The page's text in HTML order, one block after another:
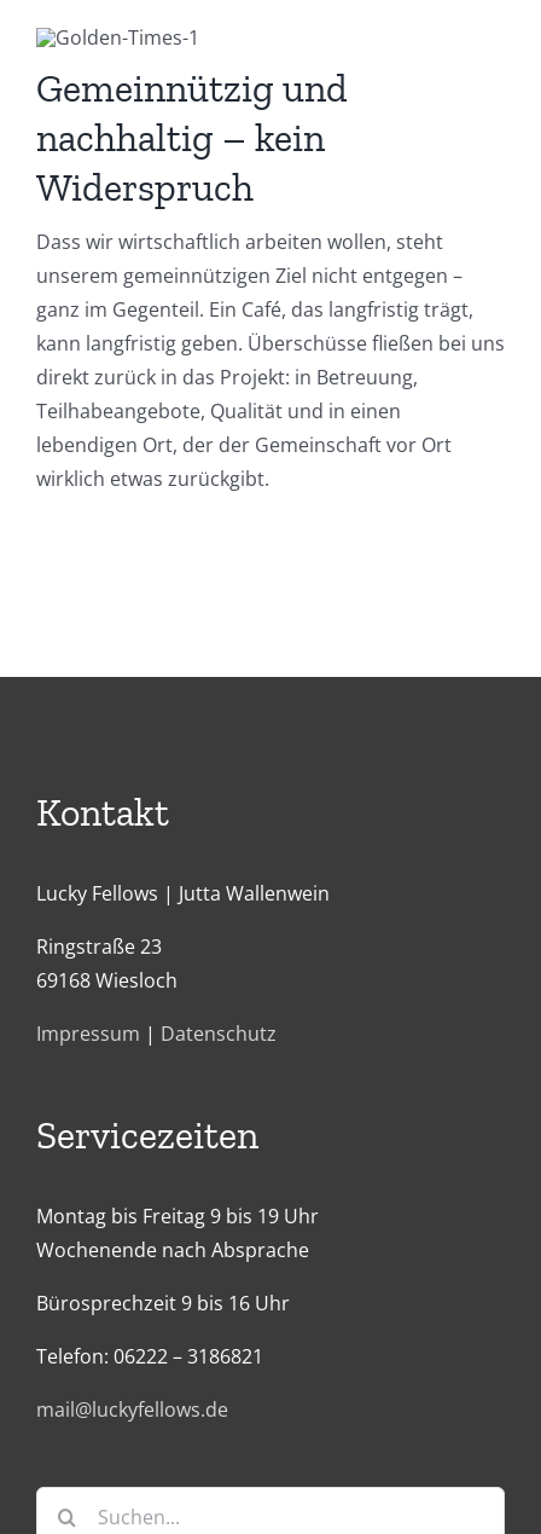
Gemeinnützig und
nachhaltig – kein
Widerspruch
Dass wir wirtschaftlich arbeiten wollen, steht
unserem gemeinnützigen Ziel nicht entgegen –
ganz im Gegenteil. Ein Café, das langfristig trägt,
kann langfristig geben. Überschüsse fließen bei uns
direkt zurück in das Projekt: in Betreuung,
Teilhabeangebote, Qualität und in einen
lebendigen Ort, der der Gemeinschaft vor Ort
wirklich etwas zurückgibt.
Kontakt
Lucky Fellows | Jutta Wallenwein
Ringstraße 23
69168 Wiesloch
Impressum | Datenschutz
Servicezeiten
Montag bis Freitag 9 bis 19 Uhr
Wochenende nach Absprache
Bürosprechzeit 9 bis 16 Uhr
Telefon: 06222 – 3186821
mail@luckyfellows.de
Suche